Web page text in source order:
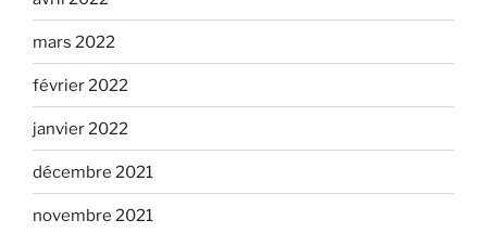
mars 2022
février 2022
janvier 2022
décembre 2021
novembre 2021